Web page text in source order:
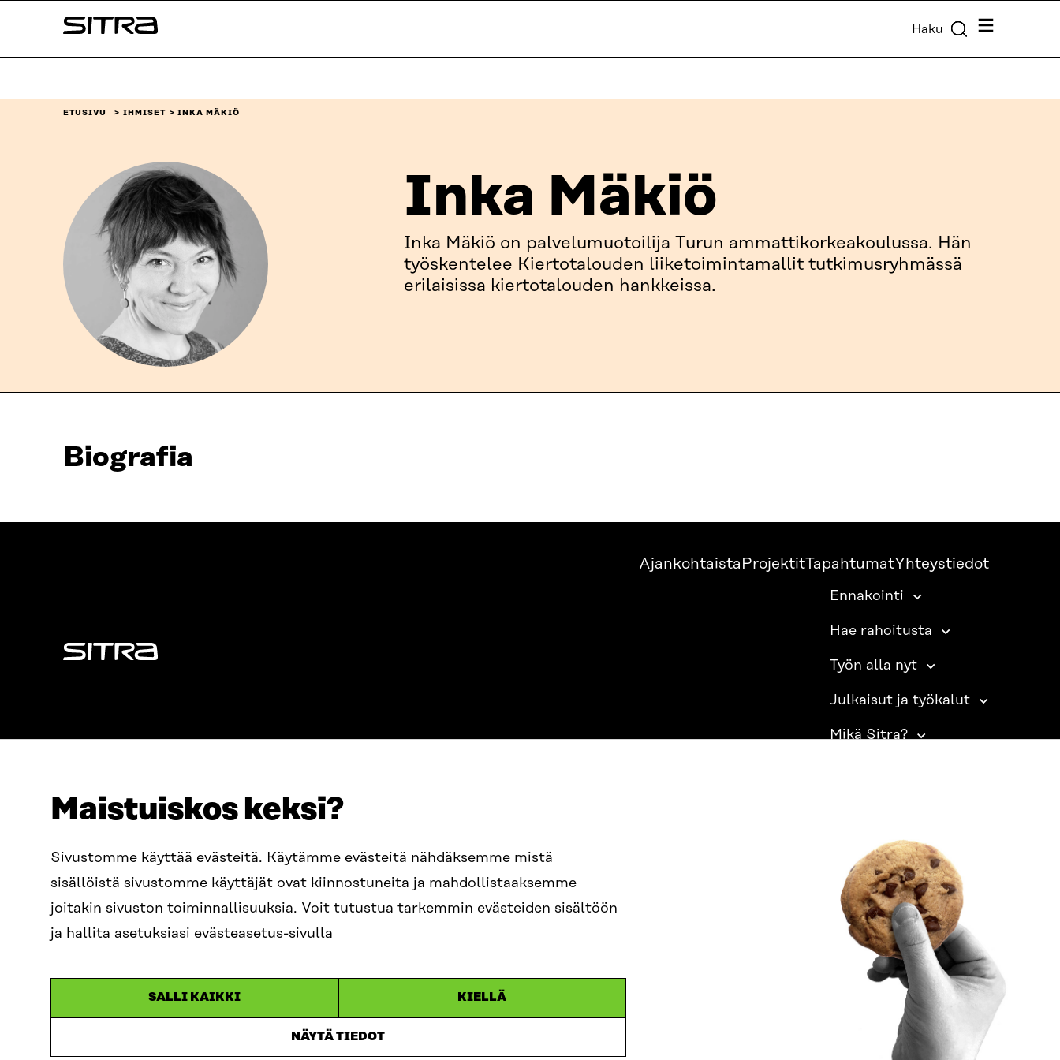
Maistuiskos keksi?
Sivustomme käyttää evästeitä. Käytämme evästeitä nähdäksemme mistä
sisällöistä sivustomme käyttäjät ovat kiinnostuneita ja mahdollistaaksemme
joitakin sivuston toiminnallisuuksia. Voit tutustua tarkemmin evästeiden sisältöön
ja hallita asetuksiasi evästeasetus-sivulla
SALLI KAIKKI KIELLÄ
NÄYTÄ TIEDOT
sisältöön
Sitra Haku Valikko
ETUSIVU IHMISET INKA MÄKIÖ
Inka Mäkiö
Inka Mäkiö on palvelumuotoilija Turun ammattikorkeakoulussa. Hän
työskentelee Kiertotalouden liiketoimintamallit tutkimusryhmässä
erilaisissa kiertotalouden hankkeissa.
Biografia
Sitra
Ajankohtaista ProjektitTapahtumatYhteystiedot
Ennakointi
Hae rahoitusta
Työn alla nyt
Julkaisut ja työkalut
Mikä Sitra?
Itämerenkatu 11-13, PL 160,
00181 Helsinki
Saapumisohjeet
Y-TUNNUS
+358 294 618 991
SÄHKÖPOSTI
etunimi.sukunimi@sitra.fi
SITRA SOSIAALISESSA MEDIASSA